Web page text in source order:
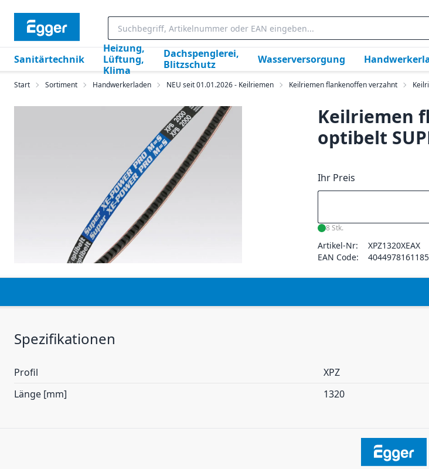
Sanitärtechnik
Heizung,
Lüftung,
Klima
Dachspenglerei,
Blitzschutz
Wasserversorgung
Start Sortiment Handwerkerladen NEU seit 01.01.2026 - Keilriemen Keilriemen flankenoffen verzahnt
Keilriemen
optibelt
Ihr Preis
8 Stk.
Artikel-Nr:
XPZ1320XEAX
EAN Code:
4044978161185
Spezifikationen
Profil
XPZ
Länge [mm]
1320